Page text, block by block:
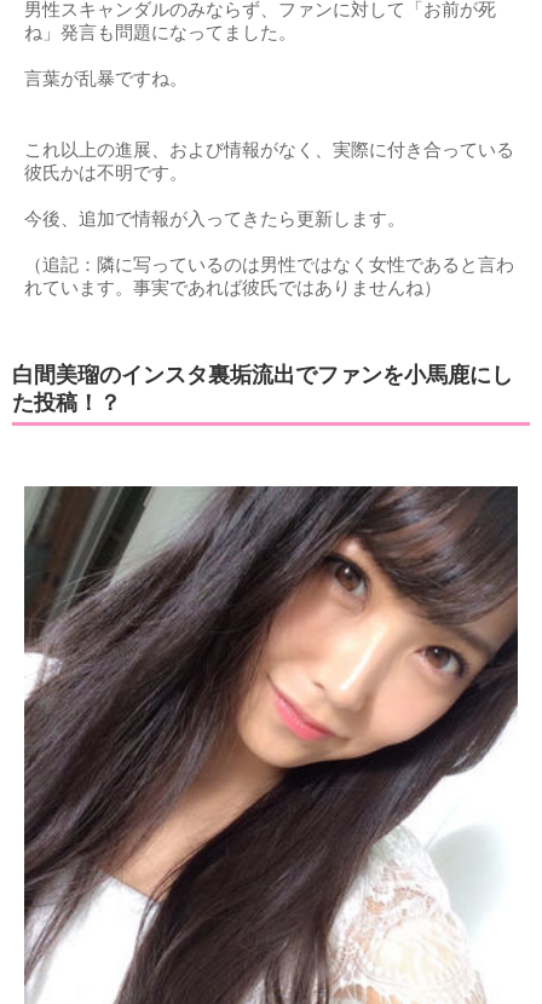
男性スキャンダルのみならず、ファンに対して「お前が死
ね」発言も問題になってました。
言葉が乱暴ですね。
これ以上の進展、および情報がなく、実際に付き合っている
彼氏かは不明です。
今後、追加で情報が入ってきたら更新します。
（追記：隣に写っているのは男性ではなく女性であると言わ
れています。事実であれば彼氏ではありませんね）
白間美瑠のインスタ裏垢流出でファンを小馬鹿にし
た投稿！？